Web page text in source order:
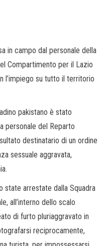
in campo dal personale della
Compartimento per il Lazio
l’impiego su tutto il territorio
pakistano è stato
personale del Reparto
destinatario di un ordine
sessuale aggravata,
state arrestate dalla Squadra
all’interno dello scalo
di furto pluriaggravato in
reciprocamente,